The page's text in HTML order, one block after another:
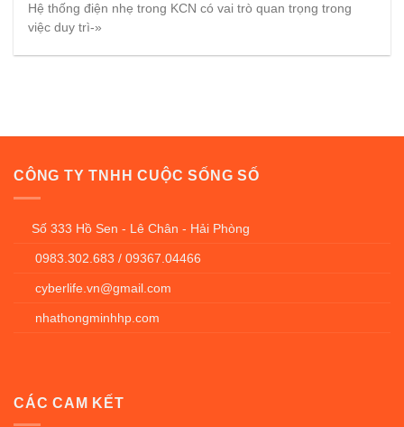
Hệ thống điện nhẹ trong KCN có vai trò quan trọng trong
việc duy trì-»
CÔNG TY TNHH CUỘC SỐNG SỐ
Số 333 Hồ Sen - Lê Chân - Hải Phòng
0983.302.683 / 09367.04466
cyberlife.vn@gmail.com
nhathongminhhp.com
CÁC CAM KẾT